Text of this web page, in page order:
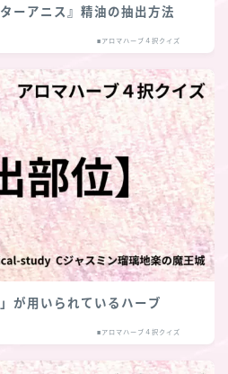
ーアニス』精油の抽出方法
■アロマハーブ４択クイズ
が用いられているハーブ
■アロマハーブ４択クイズ